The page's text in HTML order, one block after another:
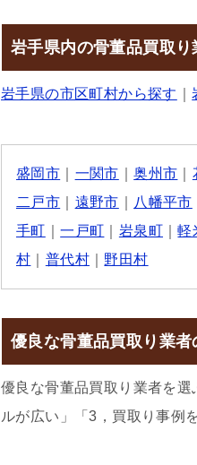
岩手県内の骨董品買取り
岩手県の市区町村から探す ｜
盛岡市 一関市 ｜奥州市
二戸市
遠野市 八幡平市
手町 ｜一戸町 岩泉町 ｜軽
村
普代村 野田村
優良な骨董品買取り業者
優良な骨董品買取り業者を
ルが広い」「3，買取り事例